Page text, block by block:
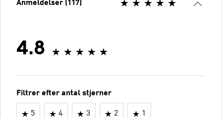
Anmeldelser (117)
4.8
Filtrer efter antal stjerner
5 4 3 2 1